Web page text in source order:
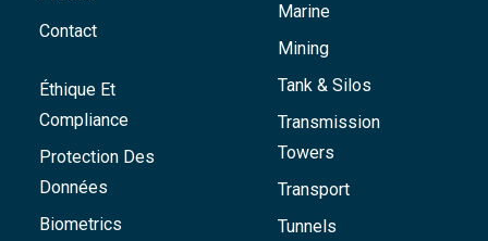
Contact
Éthique Et
Compliance
Protection Des
Données
Biometrics
Marine
Mining
Tank & Silos
Transmission
Towers
Transport
Tunnels